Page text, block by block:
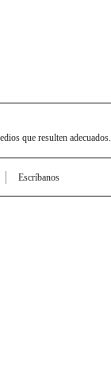
que resulten adecuados.
Escríbanos